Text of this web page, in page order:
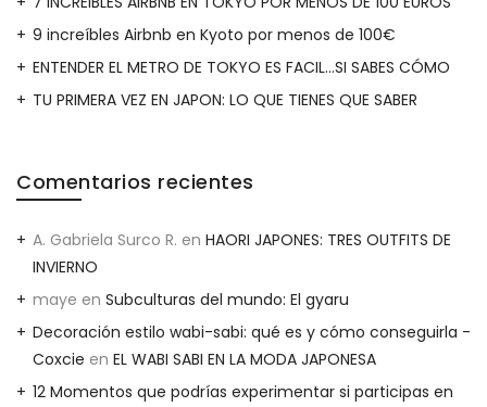
9 increíbles Airbnb en Kyoto por menos de 100€
ENTENDER EL METRO DE TOKYO ES FACIL…SI SABES CÓMO
TU PRIMERA VEZ EN JAPON: LO QUE TIENES QUE SABER
Comentarios recientes
A. Gabriela Surco R. en HAORI JAPONES: TRES OUTFITS DE
INVIERNO
maye en Subculturas del mundo: El gyaru
Decoración estilo wabi-sabi: qué es y cómo conseguirla -
Coxcie en EL WABI SABI EN LA MODA JAPONESA
12 Momentos que podrías experimentar si participas en